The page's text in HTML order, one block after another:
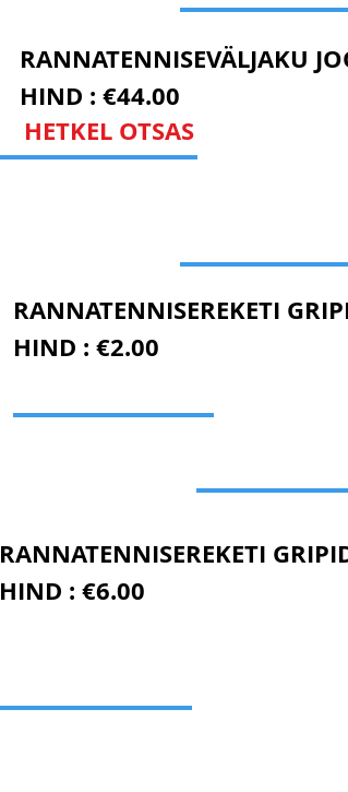
RANNATENNISEVÄLJAKU
HIND : €44.00
HETKEL OTSAS
RANNATENNISEREKETI
HIND : €2.00
RANNATENNISEREKETI
HIND : €6.00